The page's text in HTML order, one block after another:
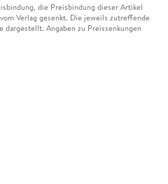
die Preisbindung dieser Artikel
Verlag gesenkt. Die jeweils zutreffende
Angaben zu Preissenkungen